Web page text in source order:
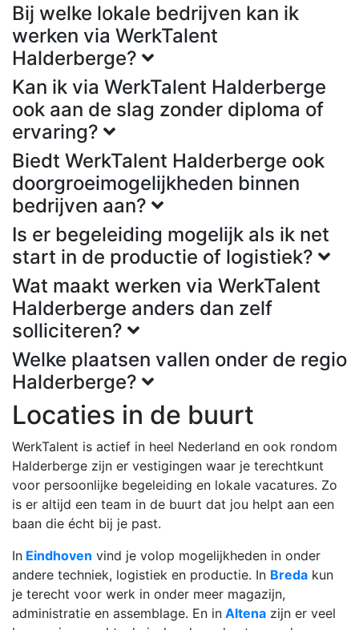
Bij welke lokale bedrijven kan ik
werken via WerkTalent
Halderberge?
Kan ik via WerkTalent Halderberge
ook aan de slag zonder diploma of
ervaring?
Biedt WerkTalent Halderberge ook
doorgroeimogelijkheden binnen
bedrijven aan?
Is er begeleiding mogelijk als ik net
start in de productie of logistiek?
Wat maakt werken via WerkTalent
Halderberge anders dan zelf
solliciteren?
Welke plaatsen vallen onder de regio
Halderberge?
Locaties in de buurt
WerkTalent is actief in heel Nederland en ook rondom
Halderberge zijn er vestigingen waar je terechtkunt
voor persoonlijke begeleiding en lokale vacatures. Zo
is er altijd een team in de buurt dat jou helpt aan een
baan die écht bij je past.
In Eindhoven vind je volop mogelijkheden in onder
andere techniek, logistiek en productie. In Breda kun
je terecht voor werk in onder meer magazijn,
administratie en assemblage. En in Altena zijn er veel